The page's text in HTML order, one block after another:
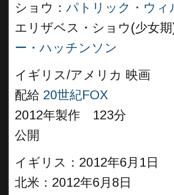
ショウ： パトリック・ウィ
エリザベス・ショウ(少女期)
ー・ハッチンソン
イギリス/アメリカ 映画
配給 20世紀FOX
2012年製作 123分
公開
イギリス：2012年6月1日
北米：2012年6月8日